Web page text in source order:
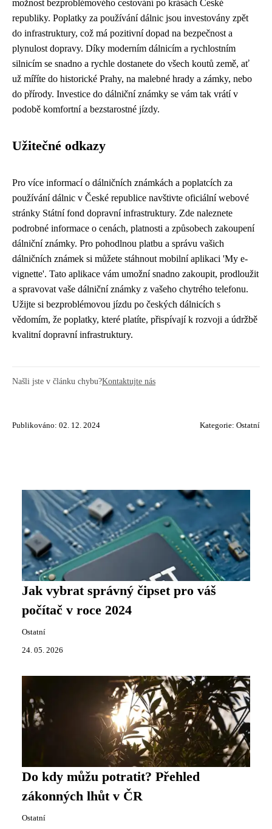
možnost bezproblémového cestování po krásách České
republiky. Poplatky za používání dálnic jsou investovány zpět
do infrastruktury, což má pozitivní dopad na bezpečnost a
plynulost dopravy. Díky moderním dálnicím a rychlostním
silnicím se snadno a rychle dostanete do všech koutů země, ať
už míříte do historické Prahy, na malebné hrady a zámky, nebo
do přírody. Investice do dálniční známky se vám tak vrátí v
podobě komfortní a bezstarostné jízdy.
Užitečné odkazy
Pro více informací o dálničních známkách a poplatcích za
používání dálnic v České republice navštivte oficiální webové
stránky Státní fond dopravní infrastruktury. Zde naleznete
podrobné informace o cenách, platnosti a způsobech zakoupení
dálniční známky. Pro pohodlnou platbu a správu vašich
dálničních známek si můžete stáhnout mobilní aplikaci 'My e-
vignette'. Tato aplikace vám umožní snadno zakoupit, prodloužit
a spravovat vaše dálniční známky z vašeho chytrého telefonu.
Užijte si bezproblémovou jízdu po českých dálnicích s
vědomím, že poplatky, které platíte, přispívají k rozvoji a údržbě
kvalitní dopravní infrastruktury.
Našli jste v článku chybu?Kontaktujte nás
Publikováno: 02. 12. 2024 Kategorie: Ostatní
Jak vybrat správný čipset pro váš
počítač v roce 2024
Ostatní
24. 05. 2026
Do kdy můžu potratit? Přehled
zákonných lhůt v ČR
Ostatní